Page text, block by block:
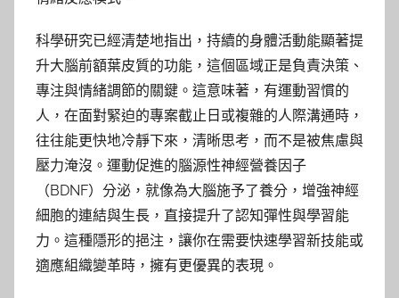
科學研究已經清楚地指出，持續的身體活動能顯著提
升大腦前額葉皮質的功能，這個區域正是負責決策、
專注與情緒調節的關鍵。這意味著，有運動習慣的
人，在面對緊迫的專案截止日或複雜的人際溝通時，
往往能更快地冷靜下來，清晰思考，而不是被焦慮與
壓力淹沒。運動促進的腦源性神經營養因子
（BDNF）分泌，就像為大腦施予了養分，增強神經
細胞的連結與生長，直接提升了認知彈性與學習能
力。這種隱形的挹注，讓你在需要快速學習新技能或
適應組織變革時，擁有更優異的表現。